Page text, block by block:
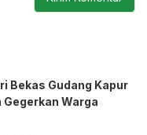
Bekas Gudang Kapur
Warga